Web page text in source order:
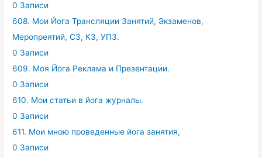
0 Записи
608. Мои Йога Трансляции Занятий, Экзаменов,
Меропреятий, СЗ, КЗ, УПЗ.
0 Записи
609. Моя Йога Реклама и Презентации.
0 Записи
610. Мои статьи в йога журналы.
0 Записи
611. Мои мною проведенные йога занятия,
0 Записи